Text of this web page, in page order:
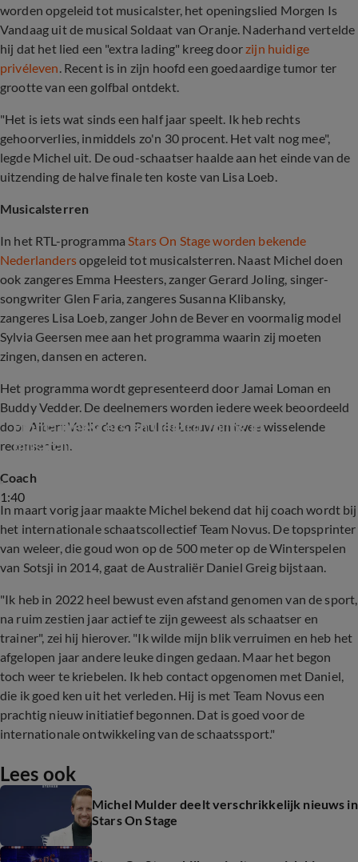
worden opgeleid tot musicalster, het openingslied Morgen Is
Vandaag uit de musical Soldaat van Oranje. Naderhand vertelde
hij dat het lied een "extra lading" kreeg doorzijn huidige
privéleven. Recent is in zijn hoofd een goedaardige tumor ter
grootte van een golfbal ontdekt.
"Het is iets wat sinds een half jaar speelt. Ik heb rechts
gehoorverlies, inmiddels zo'n 30 procent. Het valt nog mee",
legde Michel uit. De oud-schaatser haalde aan het einde van de
uitzending de halve finale ten koste van Lisa Loeb.
Musicalsterren
In het RTL-programma Stars On Stage worden bekende
Nederlandersopgeleid tot musicalsterren. Naast Michel doen
ook zangeres Emma Heesters, zanger Gerard Joling, singer-
songwriter Glen Faria, zangeres Susanna Klibansky,
zangeres Lisa Loeb, zanger John de Bever en voormalig model
Sylvia Geersen mee aan het programma waarin zij moeten
zingen, dansen en acteren.
Het programma wordt gepresenteerd door Jamai Loman en
Buddy Vedder. De deelnemers worden iedere week beoordeeld
door Albert Verlinde en Paul de Leeuw en twee wisselende
recensenten.
1:40
Emma Heesters en Gerard Joling in
musicalprogramma Stars On Stage
Coach
In maart vorig jaar maakte Michel bekend dat hij coach wordt bij
het internationale schaatscollectief Team Novus. De topsprinter
van weleer, die goud won op de 500 meter op de Winterspelen
van Sotsji in 2014, gaat de Australiër Daniel Greig bijstaan.
"Ik heb in 2022 heel bewust even afstand genomen van de sport,
na ruim zestien jaar actief te zijn geweest als schaatser en
trainer", zei hij hierover. "Ik wilde mijn blik verruimen en heb het
afgelopen jaar andere leuke dingen gedaan. Maar het begon
toch weer te kriebelen. Ik heb contact opgenomen met Daniel,
die ik goed ken uit het verleden. Hij is met Team Novus een
prachtig nieuw initiatief begonnen. Dat is goed voor de
internationale ontwikkeling van de schaatssport."
Lees ook
Michel Mulder deelt verschrikkelijk nieuws in
Stars On Stage